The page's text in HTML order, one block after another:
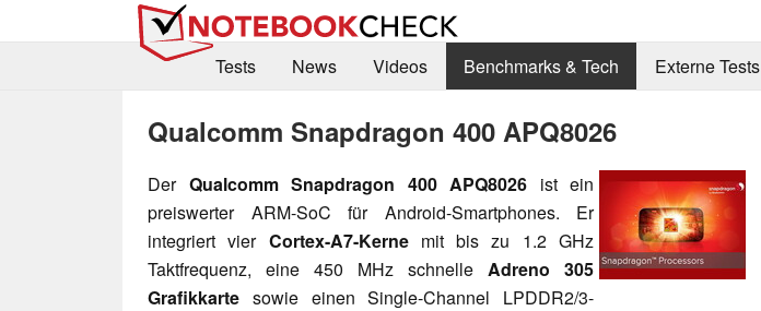
Tests
News Videos Benchmarks & Tech Externe Tests
Qualcomm Snapdragon 400 APQ8026
Der Qualcomm Snapdragon 400 APQ8026 ist ein
preiswerter ARM-SoC für Android-Smartphones. Er
integriert vier Cortex-A7-Kernemit bis zu 1.2 GHz
Taktfrequenz, eine 450 MHz schnelle Adreno 305
Grafikkarte sowie einen Single-Channel LPDDR2/3-